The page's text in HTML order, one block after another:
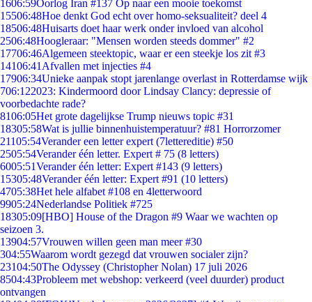
1606:59Oorlog Iran #137 Op naar een mooie toekomst
15506:48Hoe denkt God echt over homo-seksualiteit? deel 4
18506:48Huisarts doet haar werk onder invloed van alcohol
2506:48Hoogleraar: "Mensen worden steeds dommer" #2
17706:46Algemeen steektopic, waar er een steekje los zit #3
14106:41 Afvallen met injecties #4
17906:34Unieke aanpak stopt jarenlange overlast in Rotterdamse wijk
706:122023: Kindermoord door Lindsay Clancy: depressie of
voorbedachte rade?
8106:05Het grote dagelijkse Trump nieuws topic #31
18305:58Wat is jullie binnenhuistemperatuur? #81 Horrorzomer
21105:54Verander een letter expert (7lettereditie) #50
2505:54Verander één letter. Expert # 75 (8 letters)
6005:51Verander één letter: Expert #143 (9 letters)
15305:48Verander één letter: Expert #91 (10 letters)
4705:38Het hele alfabet #108 en 4letterwoord
9905:24Nederlandse Politiek #725
18305:09[HBO] House of the Dragon #9 Waar we wachten op
seizoen 3.
13904:57Vrouwen willen geen man meer #30
304:55Waarom wordt gezegd dat vrouwen socialer zijn?
23104:50The Odyssey (Christopher Nolan) 17 juli 2026
8504:43Probleem met webshop: verkeerd (veel duurder) product
ontvangen